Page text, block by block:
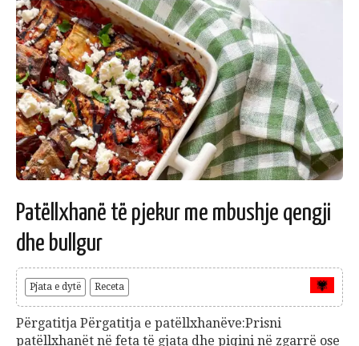
Patëllxhanë të pjekur me mbushje qengji
dhe bullgur
Pjata e dytë Receta
Përgatitja Përgatitja e patëllxhanëve:Prisni
patëllxhanët në feta të gjata dhe piqini në zgarrë ose